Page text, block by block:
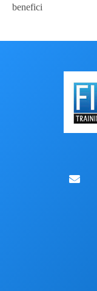
benefici